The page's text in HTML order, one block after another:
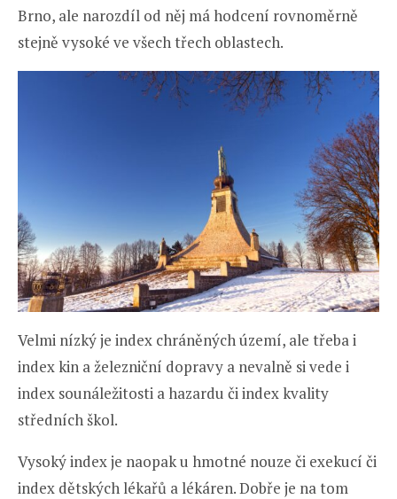
Brno, ale narozdíl od něj má hodcení rovnoměrně
stejně vysoké ve všech třech oblastech.
Velmi nízký je index chráněných území, ale třeba i
index kin a železniční dopravy a nevalně si vede i
index sounáležitosti a hazardu či index kvality
středních škol.
Vysoký index je naopak u hmotné nouze či exekucí či
index dětských lékařů a lékáren. Dobře je na tom